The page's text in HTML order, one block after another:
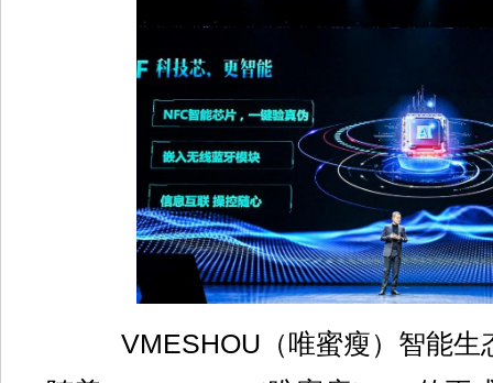
VMESHOU（唯蜜瘦）智能生